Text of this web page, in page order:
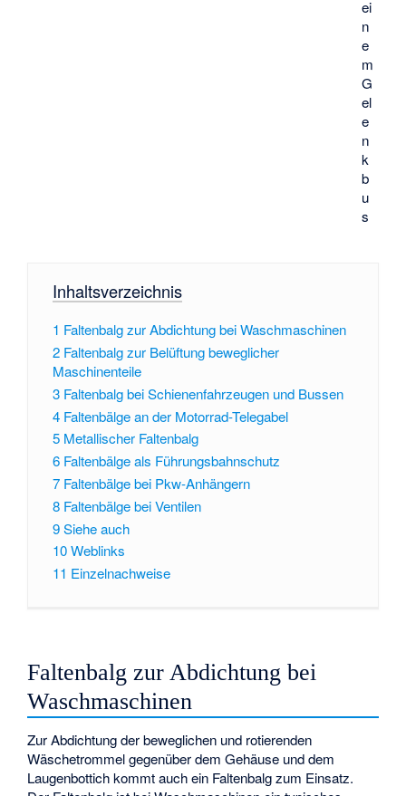
ei
n
e
m
G
el
e
n
k
b
u
s
Inhaltsverzeichnis
1 Faltenbalg zur Abdichtung bei Waschmaschinen
2 Faltenbalg zur Belüftung beweglicher
Maschinenteile
3 Faltenbalg bei Schienenfahrzeugen und Bussen
4 Faltenbälge an der Motorrad-Telegabel
5 Metallischer Faltenbalg
6 Faltenbälge als Führungsbahnschutz
7 Faltenbälge bei Pkw-Anhängern
8 Faltenbälge bei Ventilen
9Siehe auch
10Weblinks
11 Einzelnachweise
Faltenbalg zur Abdichtung bei
Waschmaschinen
Zur Abdichtung der beweglichen und rotierenden
Wäschetrommel gegenüber dem Gehäuse und dem
Laugenbottich kommt auch ein Faltenbalg zum Einsatz.